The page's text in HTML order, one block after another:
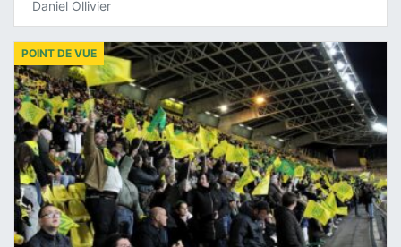
Daniel Ollivier
POINT DE VUE